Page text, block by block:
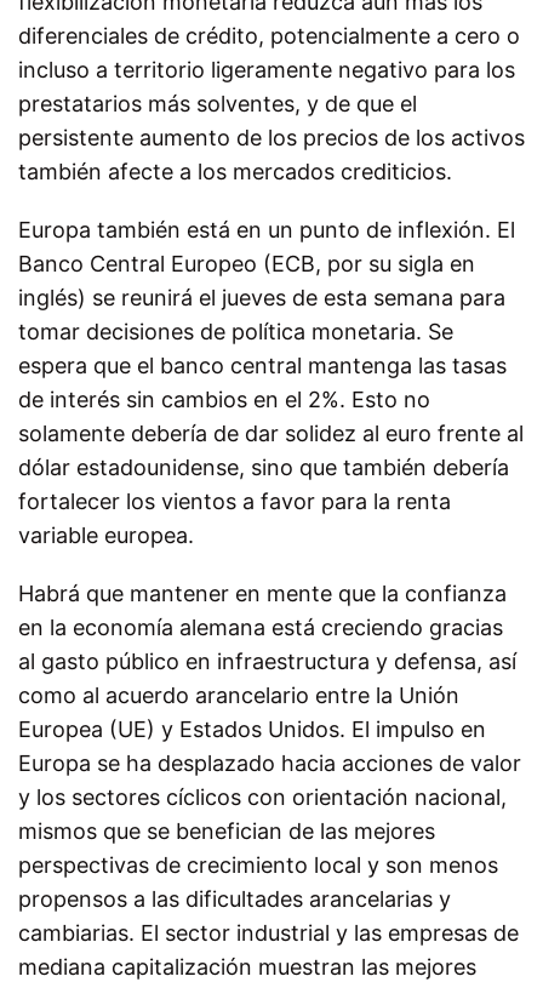
diferenciales de crédito, potencialmente a cero o
incluso a territorio ligeramente negativo para los
prestatarios más solventes, y de que el
persistente aumento de los precios de los activos
también afecte a los mercados crediticios.
Europa también está en un punto de inflexión. El
Banco Central Europeo (ECB, por su sigla en
inglés) se reunirá el jueves de esta semana para
tomar decisiones de política monetaria. Se
espera que el banco central mantenga las tasas
de interés sin cambios en el 2%. Esto no
solamente debería de dar solidez al euro frente al
dólar estadounidense, sino que también debería
fortalecer los vientos a favor para la renta
variable europea.
Habrá que mantener en mente que la confianza
en la economía alemana está creciendo gracias
al gasto público en infraestructura y defensa, así
como al acuerdo arancelario entre la Unión
Europea (UE) y Estados Unidos. El impulso en
Europa se ha desplazado hacia acciones de valor
y los sectores cíclicos con orientación nacional,
mismos que se benefician de las mejores
perspectivas de crecimiento local y son menos
propensos a las dificultades arancelarias y
cambiarias. El sector industrial y las empresas de
mediana capitalización muestran las mejores